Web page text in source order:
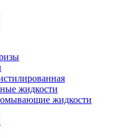
жидкости
жидкости